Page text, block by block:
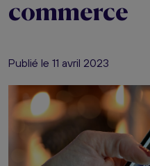
commerce
Publié le 11 avril 2023